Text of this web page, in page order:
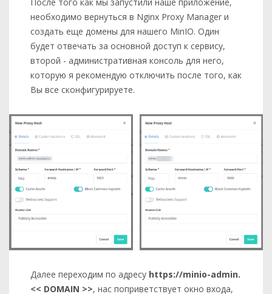
необходимо вернуться в Nginx Proxy Manager и
создать еще домены для нашего MinIO. Один
будет отвечать за основной доступ к сервису,
второй - административная консоль для него,
которую я рекомендую отключить после того, как
Вы все сконфигурируете.
Далее переходим по адресу https://minio-admin.
<< DOMAIN >>, нас поприветствует окно входа,